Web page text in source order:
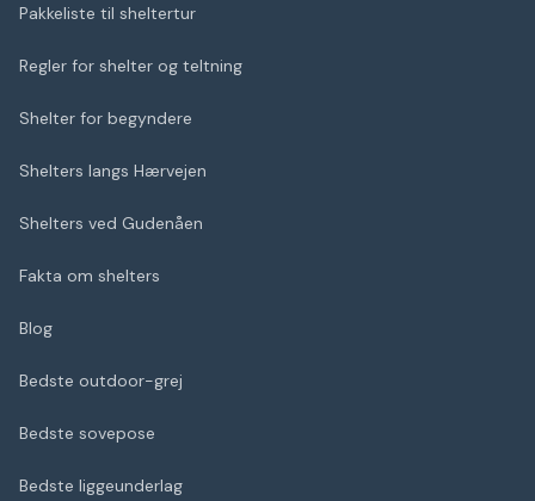
Pakkeliste til sheltertur
Regler for shelter og teltning
Shelter for begyndere
Shelters langs Hærvejen
Shelters ved Gudenåen
Fakta om shelters
Blog
Bedste outdoor-grej
Bedste sovepose
Bedste liggeunderlag